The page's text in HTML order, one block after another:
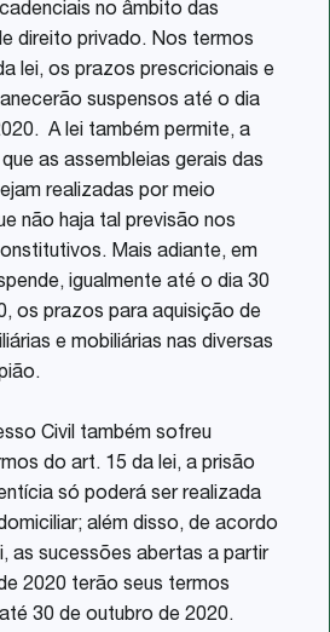
no âmbito das
direito privado. Nos termos
lei, os prazos prescricionais e
suspensos até o dia
A lei também permite, a
as assembleias gerais das
realizadas por meio
não haja tal previsão nos
Mais adiante, em
igualmente até o dia 30
os prazos para aquisição de
e mobiliárias nas diversas
Civil também sofreu
do art. 15 da lei, a prisão
só poderá ser realizada
além disso, de acordo
as sucessões abertas a partir
2020 terão seus termos
30 de outubro de 2020.